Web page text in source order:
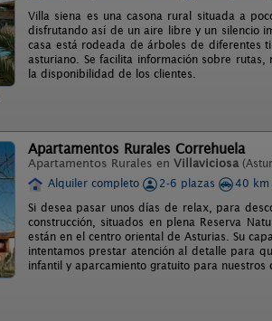
Villa siena es una casona rural situada a
disfrutando así de un aire libre y un silencio
casa está rodeada de árboles de diferentes
asturiano. Se facilita información sobre
la disponibilidad de los clientes.
Apartamentos Rurales Correhuela
Apartamentos Rurales en Villaviciosa
Alquiler completo
2-6 plazas
40 km
Si desea pasar unos días de relax, para
construcción, situados en plena Reserva
están en el centro oriental de Asturias. Su
intentamos prestar atención al detalle para
infantil y aparcamiento gratuito para nuestros